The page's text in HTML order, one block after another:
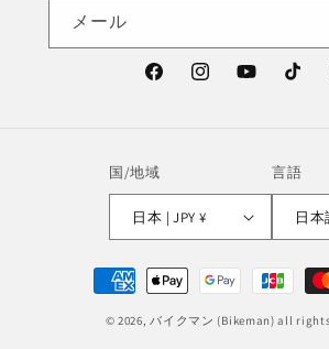
メール
FacebookInstagramYouTubeTikTok
国/地域
日本 | JPY ¥
言語
日本
決
済
© 2026,バイクマン (Bikeman) all